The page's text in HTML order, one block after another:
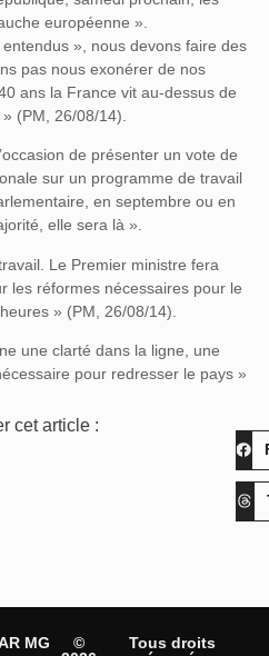
européenne ».
», nous devons faire des
pas nous exonérer de nos
ans la France vit au-dessus de
(PM, 26/08/14).
de présenter un vote de
sur un programme de travail
en septembre ou en
elle sera là ».
Le Premier ministre fera
les réformes nécessaires pour le
» (PM, 26/08/14).
une clarté dans la ligne, une
pour redresser le pays »
cet article :
MG
©
Tous droits